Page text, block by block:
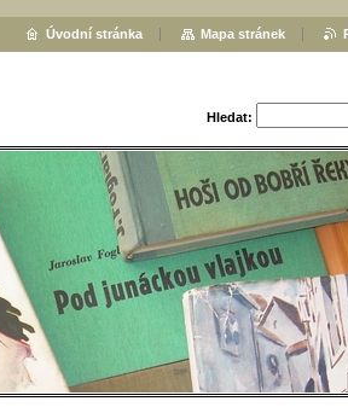
Hledat:
Úvodní stránka Mapa stránek